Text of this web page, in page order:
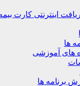
کارت بیمه ورزشی
ها